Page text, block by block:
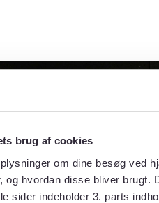
brug af cookies
om dine besøg ved
og hvordan disse bliver
sider indeholder 3. parts